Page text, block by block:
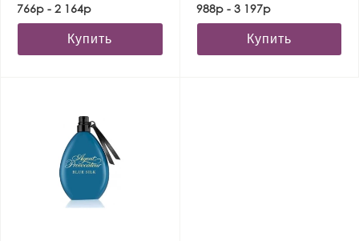
766р - 2 164р
Купить
988р - 3 197р
Купить